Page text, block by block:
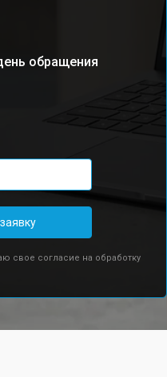
обращения
свое согласие на обработку